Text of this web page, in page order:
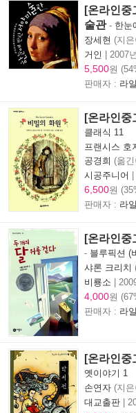
[온라인중
술관- 한눈
장세현 (지
거인 | 2007
5,500원
판매자 : 라
[온라인중
클래식 11
프랜시스 호
공경희 (옮
시공주니어 |
6,500원
판매자 : 라
[온라인중
- 블루픽션 (
샤론 크리치
비룡소 |
4,000원
판매자 : 라
[온라인중
옛이야기 1
손연자 (지
대교출판 |